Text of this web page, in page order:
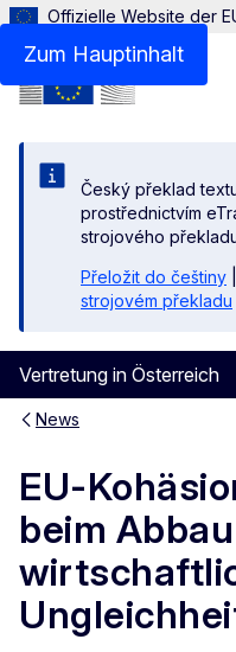
Zum Hauptinhalt
Offizielle Website der
Český překlad
prostřednictvím
strojového
Přeložit do češtiny
strojovém překladu
Vertretung in Österreich
Menu
News
EU-
beim